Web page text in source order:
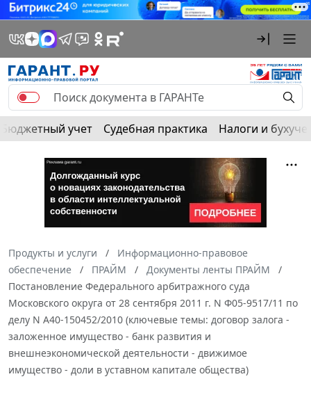
Бюджетный учет Судебная практика Налоги и
Продукты и услуги
Информационно-правовое
обеспечение
ПРАЙМ
Документы ленты ПРАЙМ
Постановление Федерального арбитражного суда
Московского округа от 28 сентября 2011 г. N Ф05-9517/11 по
делу N А40-150452/2010 (ключевые темы: договор залога -
заложенное имущество - банк развития и
внешнеэкономической деятельности - движимое
имущество - доли в уставном капитале общества)